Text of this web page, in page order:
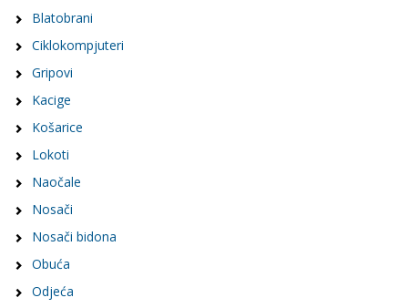
Blatobrani
Ciklokompjuteri
Gripovi
Kacige
Košarice
Lokoti
Naočale
Nosači
Nosači bidona
Obuća
Odjeća